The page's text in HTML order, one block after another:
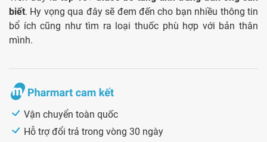
biết. Hy vọng qua đây sẽ đem đến cho bạn nhiều thông tin
bổ ích cũng như tìm ra loại thuốc phù hợp với bản thân
mình.
Vận chuyển toàn quốc
Hỗ trợ đổi trả trong vòng 30 ngày